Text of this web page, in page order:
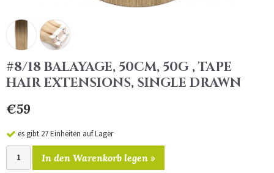
#8/18 BALAYAGE, 50CM, 50G , TAPE
HAIR EXTENSIONS, SINGLE DRAWN
€59
es gibt 27 Einheiten auf Lager
In den Warenkorb legen »